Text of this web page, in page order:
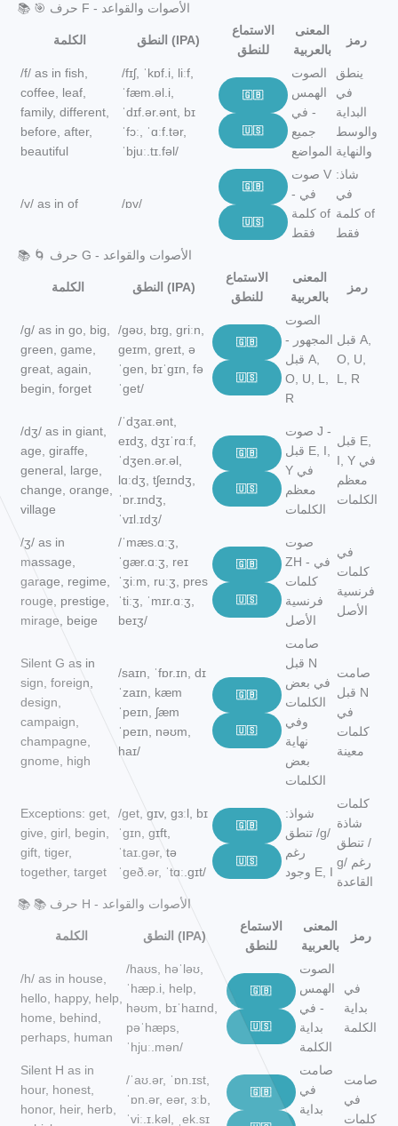
📚 🎯 حرف F - الأصوات والقواعد
الكلمة النطق (IPA)
الاستماع
للنطق
المعنى
بالعربية
رمز
/f/ as in fish,
coffee, leaf,
family, different,
before, after,
beautiful
/fɪʃ, ˈkɒf.i, liːf,
ˈfæm.əl.i,
ˈdɪf.ər.ənt, bɪ
ˈfɔː, ˈɑːf.tər,
ˈbjuː.tɪ.fəl/
🇬🇧
🇺🇸
الصوت
الهمس
- في
جميع
المواضع
ينطق
في
البداية
والوسط
والنهاية
/v/ as in of /ɒv/
🇬🇧
🇺🇸
صوت V
- في
كلمة of
فقط
شاذ:
في
كلمة of
فقط
📚 🌀 حرف G - الأصوات والقواعد
الكلمة النطق (IPA)
الاستماع
للنطق
المعنى
بالعربية
رمز
/ɡ/ as in go, big,
green, game,
great, again,
begin, forget
/ɡəʊ, bɪɡ, ɡriːn,
ɡeɪm, ɡreɪt, ə
ˈɡen, bɪˈɡɪn, fə
ˈɡet/
🇬🇧
🇺🇸
الصوت
المجهور -
قبل A,
O, U, L,
R
قبل A,
O, U,
L, R
/dʒ/ as in giant,
age, giraffe,
general, large,
change, orange,
village
/ˈdʒaɪ.ənt,
eɪdʒ, dʒɪˈrɑːf,
ˈdʒen.ər.əl,
lɑːdʒ, tʃeɪndʒ,
ˈɒr.ɪndʒ,
ˈvɪl.ɪdʒ/
🇬🇧
🇺🇸
صوت J -
قبل E, I,
Y في
معظم
الكلمات
قبل E,
I, Y في
معظم
الكلمات
/ʒ/ as in
massage,
garage, regime,
rouge, prestige,
mirage, beige
/ˈmæs.ɑːʒ,
ˈɡær.ɑːʒ, reɪ
ˈʒiːm, ruːʒ, pres
ˈtiːʒ, ˈmɪr.ɑːʒ,
beɪʒ/
🇬🇧
🇺🇸
صوت
ZH - في
كلمات
فرنسية
الأصل
في
كلمات
فرنسية
الأصل
Silent G as in
sign, foreign,
design,
campaign,
champagne,
gnome, high
/saɪn, ˈfɒr.ɪn, dɪ
ˈzaɪn, kæm
ˈpeɪn, ʃæm
ˈpeɪn, nəʊm,
haɪ/
🇬🇧
🇺🇸
صامت
قبل N
في بعض
الكلمات
وفي
نهاية
بعض
الكلمات
صامت
قبل N
في
كلمات
معينة
Exceptions: get,
give, girl, begin,
gift, tiger,
together, target
/ɡet, ɡɪv, ɡɜːl, bɪ
ˈɡɪn, ɡɪft,
ˈtaɪ.ɡər, tə
ˈɡeð.ər, ˈtɑː.ɡɪt/
🇬🇧
🇺🇸
شواذ:
تنطق /ɡ/
رغم
وجود E, I
كلمات
شاذة
تنطق /
ɡ/ رغم
القاعدة
📚 📚 حرف H - الأصوات والقواعد
الكلمة النطق (IPA)
الاستماع
للنطق
المعنى
بالعربية
رمز
/h/ as in house,
hello, happy, help,
home, behind,
perhaps, human
/haʊs, həˈləʊ,
ˈhæp.i, help,
həʊm, bɪˈhaɪnd,
pəˈhæps,
ˈhjuː.mən/
🇬🇧
🇺🇸
الصوت
الهمس
- في
بداية
الكلمة
في
بداية
الكلمة
Silent H as in
hour, honest,
honor, heir, herb,
/ˈaʊ.ər, ˈɒn.ɪst,
ˈɒn.ər, eər, ɜːb,
ˈviː.ɪ.kəl, ˌek.sɪ
🇬🇧
صامت
في
بداية
صامت
في
كلمات